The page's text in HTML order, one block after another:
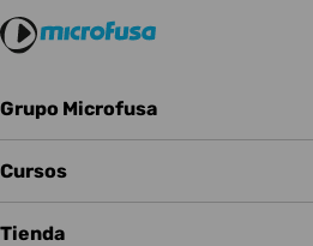
Grupo Microfusa
Cursos
Tienda